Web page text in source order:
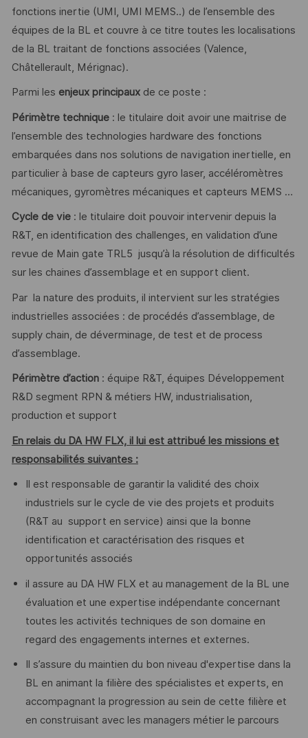
fonctions inertie (UMI, UMI MEMS..) de l’ensemble des
équipes de la BL et couvre à ce titre toutes les localisations
de la BL traitant de fonctions associées (Valence,
Châtellerault, Mérignac).
Parmi les enjeux principauxde ce poste :
Périmètre technique: le titulaire doit avoir une maitrise de
l’ensemble des technologies hardware des fonctions
embarquées dans nos solutions de navigation inertielle, en
particulier à base de capteurs gyro laser, accéléromètres
mécaniques, gyromètres mécaniques et capteurs MEMS …
Cycle de vie: le titulaire doit pouvoir intervenir depuis la
R&T, en identification des challenges, en validation d’une
revue de Main gate TRL5 jusqu’à la résolution de difficultés
sur les chaines d’assemblage et en support client.
Par la nature des produits, il intervient sur les stratégies
industrielles associées : de procédés d’assemblage, de
supply chain, de déverminage, de test et de process
d’assemblage.
Périmètre d’action: équipe R&T, équipes Développement
R&D segment RPN & métiers HW, industrialisation,
production et support
En relais du DA HW FLX, il lui est attribué les missions et
responsabilités suivantes :
Il est responsable de garantir la validité des choix
industriels sur le cycle de vie des projets et produits
(R&T au support en service) ainsi que la bonne
identification et caractérisation des risques et
opportunités associés
il assure au DA HW FLX et au management de la BL une
évaluation et une expertise indépendante concernant
toutes les activités techniques de son domaine en
regard des engagements internes et externes.
Il s’assure du maintien du bon niveau d'expertise dans la
BL en animant la filière des spécialistes et experts, en
accompagnant la progression au sein de cette filière et
en construisant avec les managers métier le parcours